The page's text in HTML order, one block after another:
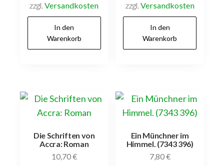
zzgl.Versandkosten
In den
Warenkorb
zzgl. Versandkosten
In den
Warenkorb
Die Schriften von
Accra: Roman
10,70€
Ein Münchner im
Himmel. (7343 396)
7,80€